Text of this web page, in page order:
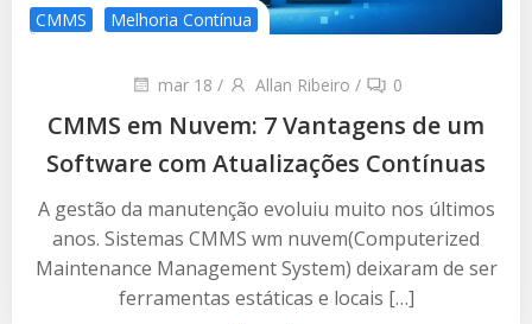
CMMS Melhoria Contínua
mar 18 / Allan Ribeiro / 0
CMMS em Nuvem: 7 Vantagens de um
Software com Atualizações Contínuas
A gestão da manutenção evoluiu muito nos últimos
anos. Sistemas CMMS wm nuvem(Computerized
Maintenance Management System) deixaram de ser
ferramentas estáticas e locais […]